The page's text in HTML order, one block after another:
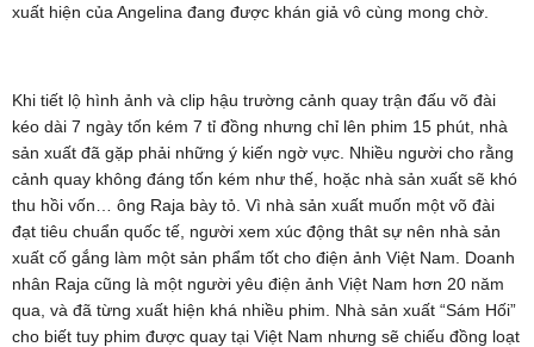
xuất hiện của Angelina đang được khán giả vô cùng mong chờ.
Khi tiết lộ hình ảnh và clip hậu trường cảnh quay trận đấu võ đài
kéo dài 7 ngày tốn kém 7 tỉ đồng nhưng chỉ lên phim 15 phút, nhà
sản xuất đã gặp phải những ý kiến ngờ vực. Nhiều người cho rằng
cảnh quay không đáng tốn kém như thế, hoặc nhà sản xuất sẽ khó
thu hồi vốn… ông Raja bày tỏ. Vì nhà sản xuất muốn một võ đài
đạt tiêu chuẩn quốc tế, người xem xúc động thât sự nên nhà sản
xuất cố gắng làm một sản phẩm tốt cho điện ảnh Việt Nam. Doanh
nhân Raja cũng là một người yêu điện ảnh Việt Nam hơn 20 năm
qua, và đã từng xuất hiện khá nhiều phim. Nhà sản xuất “Sám Hối”
cho biết tuy phim được quay tại Việt Nam nhưng sẽ chiếu đồng loạt